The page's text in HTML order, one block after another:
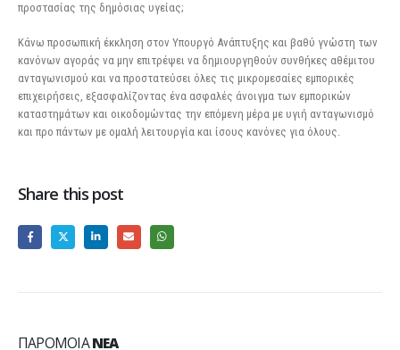
προστασίας της δημόσιας υγείας;
Κάνω προσωπική έκκληση στον Υπουργό Ανάπτυξης και βαθύ γνώστη των
κανόνων αγοράς να μην επιτρέψει να δημιουργηθούν συνθήκες αθέμιτου
ανταγωνισμού και να προστατεύσει όλες τις μικρομεσαίες εμπορικές
επιχειρήσεις, εξασφαλίζοντας ένα ασφαλές άνοιγμα των εμπορικών
καταστημάτων και οικοδομώντας την επόμενη μέρα με υγιή ανταγωνισμό
και προ πάντων με ομαλή λειτουργία και ίσους κανόνες για όλους.
Share this post
ΠΑΡΌΜΟΙΑΝΈΑ